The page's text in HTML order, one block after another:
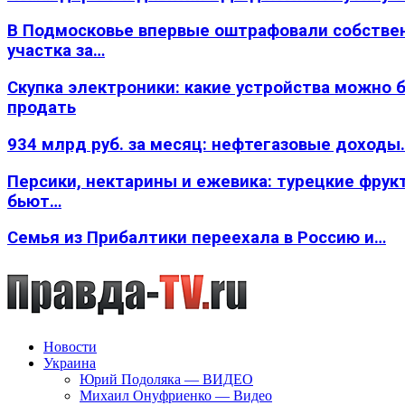
В Подмосковье впервые оштрафовали
участка за…
Скупка электроники: какие устройства можно
продать
934 млрд руб. за месяц: нефтегазовые
Персики, нектарины и ежевика: турецкие
бьют…
Семья из Прибалтики переехала в Россию и…
Новости
Украина
Юрий Подоляка — ВИДЕО
Михаил Онуфриенко — Видео